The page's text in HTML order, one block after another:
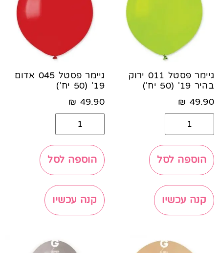
גיימר פסטל 011 ירוק
בהיר 19' (50 יח')
49.90
₪
הוספה לסל
קנה עכשיו
גיימר פסטל 045 אדום
19' (50 יח')
49.90
₪
הוספה לסל
קנה עכשיו